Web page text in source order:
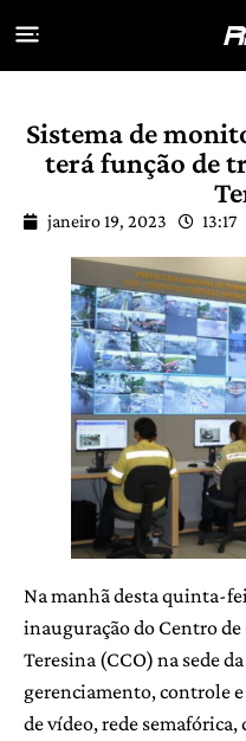
Sistema de
terá função de
janeiro 19, 2023 13:17
Na manhã desta quinta-
inauguração do Centro
Teresina (CCO) na sede
gerenciamento, controle
de vídeo, rede semafórica,